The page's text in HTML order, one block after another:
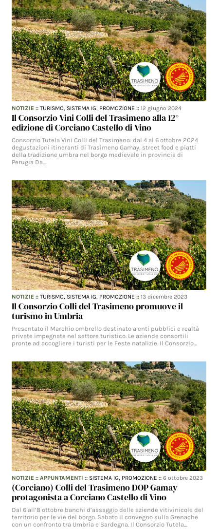
NOTIZIE ::TURISMO, SISTEMA IG, PROMOZIONE ::12 giugno 2024
Il Consorzio Vini Colli del Trasimeno alla 12°
edizione di Corciano Castello di Vino
Consorzio Tutela Vini Colli del Trasimeno: dal 4 al 6 ottobre 2024
degustazioni itineranti di Trasimeno Gamay, street food e piatti
della tradizione umbra nel borgo medievale in provincia di
Perugia Da…
NOTIZIE ::TURISMO, SISTEMA IG, PROMOZIONE ::13 dicembre 2023
Il Consorzio Colli del Trasimeno promuove il
turismo in Umbria
Presentato il Marchio ombrello destinato a enti pubblici e realtà
private impegnate nel settore turistico. Le aziende consortili
pronte ad accogliere i turisti per le Feste natalizie. Il Consorzio…
NOTIZIE ::APPUNTAMENTI :: SISTEMA IG, PROMOZIONE ::6 ottobre 2023
(Corciano) Colli del Trasimeno DOP Gamay
protagonista a Corciano Castello di Vino
Dal 6 all’8 ottobre banchi d’assaggio delle aziende vitivinicole del
territorio per le vie del borgo. Sabato il convegno sulla Grenache
con un confronto tra Umbria e Sardegna. Il Consorzio Tutela…